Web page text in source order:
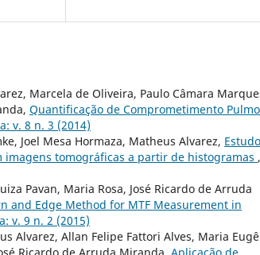
Marcela de Oliveira, Paulo Câmara
Quantificação de Comprometimento
v. 8 n. 3 (2014)
Joel Mesa Hormaza, Matheus Alvarez, Estudo
imagens tomográficas a partir de histogramas ,
Pavan, Maria Rosa, José Ricardo de Arruda
and Edge Method for MTF Measurement in
v. 9 n. 2 (2015)
Alvarez, Allan Felipe Fattori Alves, Maria
Ricardo de Arruda Miranda, Aplicação de